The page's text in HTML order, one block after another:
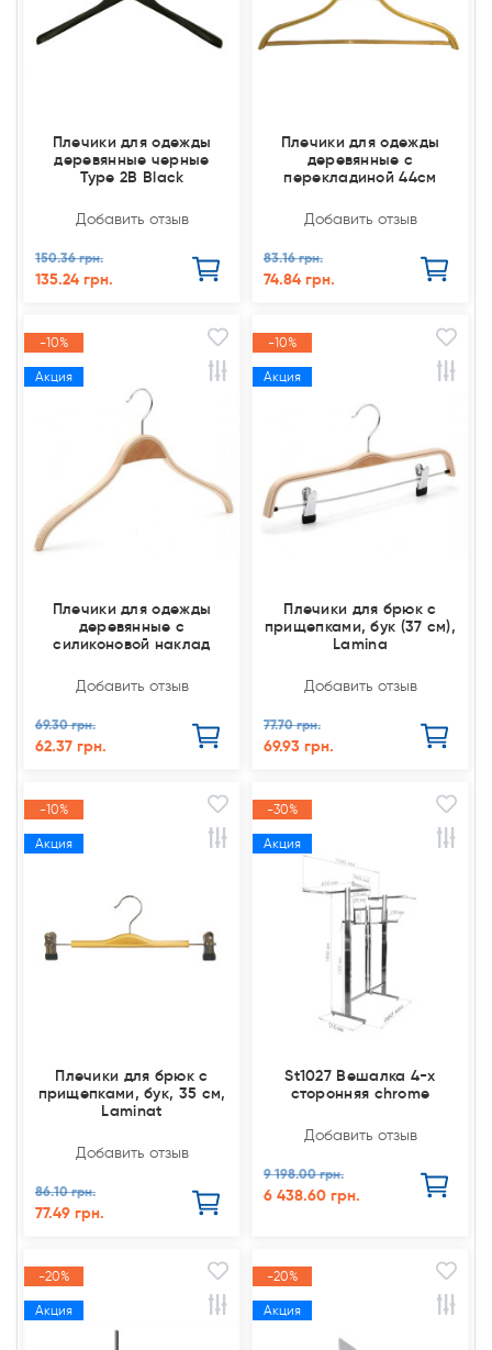
Плечики для одежды
деревянные черные
Type 2В Black
Добавить отзыв
150.36 грн.
135.24 грн.
Плечики для одежды
деревянные с
перекладиной 44см
Добавить отзыв
83.16 грн.
74.84 грн.
-10%
Акция
Плечики для одежды
деревянные с
силиконовой наклад
Добавить отзыв
69.30 грн.
62.37 грн.
-10%
Акция
Плечики для брюк с
прищепками, бук (37 см),
Lamina
Добавить отзыв
77.70 грн.
69.93 грн.
-10%
Акция
Плечики для брюк с
прищепками, бук, 35 см,
Laminat
Добавить отзыв
86.10 грн.
77.49 грн.
-30%
Акция
St1027 Вешалка 4-х
сторонняя chrome
Добавить отзыв
9 198.00 грн.
6 438.60 грн.
-20%
Акция
-20%
Акция